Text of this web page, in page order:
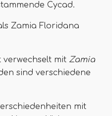
Cycad.
Zamia Floridana
verwechselt mit Zamia
sind verschiedene
mit